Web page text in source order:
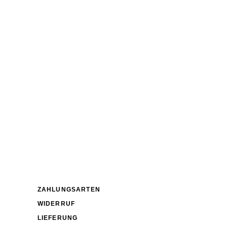
ZAHLUNGSARTEN
WIDERRUF
LIEFERUNG